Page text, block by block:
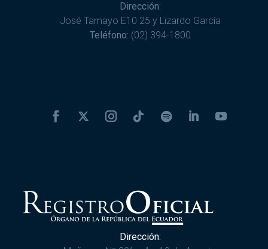
Dirección:
José Tamayo E10 25 y Lizardo García
Teléfono: (02) 394-1800
Dirección: